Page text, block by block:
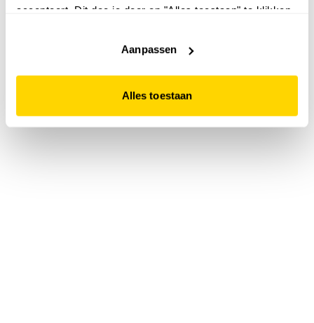
accepteert. Dit doe je door op "Alles toestaan" te klikken.
website niet optimaal functioneert.
Aanpassen
Alles toestaan